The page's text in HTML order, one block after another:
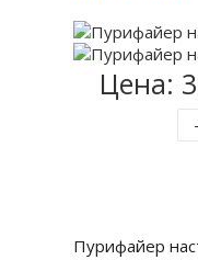
Цена:
-
Пурифайер